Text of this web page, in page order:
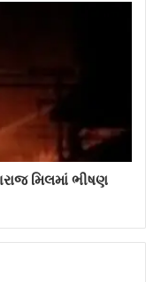
મિલમાં ભીષણ